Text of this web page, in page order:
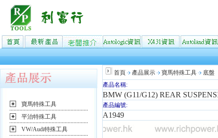
寶馬特殊工具
平治特殊工具
VW/Audi特殊工具
首頁 產品展示 寶馬特殊工具
底盤
產品名稱:
BMW (G11/G12) REAR
產品編號:
A1949